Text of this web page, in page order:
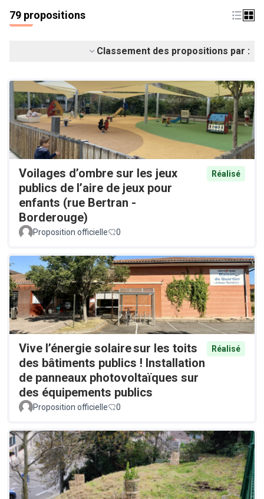
79 propositions
Classement des propositions par :
Voilages d’ombre sur les jeux
publics de l’aire de jeux pour
enfants (rue Bertran -
Borderouge)
Réalisé
Proposition officielle 0
Vive l’énergie solaire sur les toits
des bâtiments publics ! Installation
de panneaux photovoltaïques sur
des équipements publics
Réalisé
Proposition officielle 0